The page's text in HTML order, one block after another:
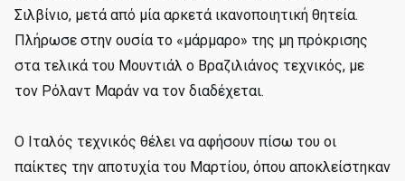
Σιλβίνιο, μετά από μία αρκετά ικανοποιητική θητεία.
Πλήρωσε στην ουσία το «μάρμαρο» της μη πρόκρισης
στα τελικά του Μουντιάλ ο Βραζιλιάνος τεχνικός, με
τον Ρόλαντ Μαράν να τον διαδέχεται.
Ο Ιταλός τεχνικός θέλει να αφήσουν πίσω του οι
παίκτες την αποτυχία του Μαρτίου, όπου αποκλείστηκαν